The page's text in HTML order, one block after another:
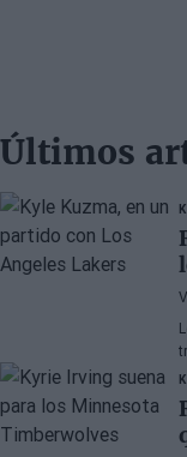
Últimos